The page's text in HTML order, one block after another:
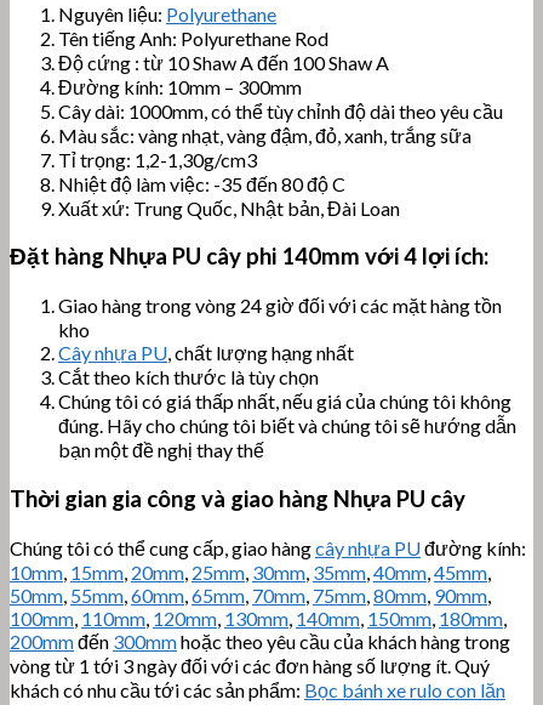
Nguyên liệu: Polyurethane
Tên tiếng Anh: Polyurethane Rod
Độ cứng : từ 10 Shaw A đến 100 Shaw A
Đường kính: 10mm – 300mm
Cây dài: 1000mm, có thể tùy chỉnh độ dài theo yêu cầu
Màu sắc: vàng nhạt, vàng đậm, đỏ, xanh, trắng sữa
Tỉ trọng: 1,2-1,30g/cm3
Nhiệt độ làm việc: -35 đến 80 độ C
Xuất xứ: Trung Quốc, Nhật bản, Đài Loan
Đặt hàng Nhựa PU cây phi 140mm với 4 lợi ích:
Giao hàng trong vòng 24 giờ đối với các mặt hàng tồn
kho
Cây nhựa PU, chất lượng hạng nhất
Cắt theo kích thước là tùy chọn
Chúng tôi có giá thấp nhất, nếu giá của chúng tôi không
đúng. Hãy cho chúng tôi biết và chúng tôi sẽ hướng dẫn
bạn một đề nghị thay thế
Thời gian gia công và giao hàng Nhựa PU cây
Chúng tôi có thể cung cấp, giao hàngcây nhựa PUđường kính:
10mm 15mm 20mm 25mm 30mm 35mm 40mm 45mm
50mm 55mm 60mm 65mm 70mm 75mm 80mm 90mm
100mm 110mm 120mm 130mm 140mm 150mm 180mm
200mmđến 300mmhoặc theo yêu cầu của khách hàng trong
vòng từ 1 tới 3 ngày đối với các đơn hàng số lượng ít. Quý
khách có nhu cầu tới các sản phẩm: Bọc bánh xe rulo con lăn